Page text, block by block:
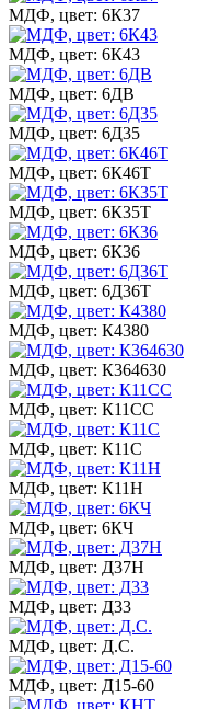
МДФ, цвет: 6К37
МДФ, цвет: 6К43
МДФ, цвет: 6ДВ
МДФ, цвет: 6Д35
МДФ, цвет: 6К46Т
МДФ, цвет: 6К35Т
МДФ, цвет: 6К36
МДФ, цвет: 6Д36Т
МДФ, цвет: К4380
МДФ, цвет: К364630
МДФ, цвет: К11СС
МДФ, цвет: К11С
МДФ, цвет: К11Н
МДФ, цвет: 6КЧ
МДФ, цвет: Д37Н
МДФ, цвет: Д33
МДФ, цвет: Д.С.
МДФ, цвет: Д15-60